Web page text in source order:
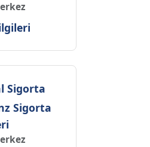
Sigorta
Sigorta